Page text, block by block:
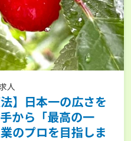
人
】日本一の広さを
から「最高の一
のプロを目指しま